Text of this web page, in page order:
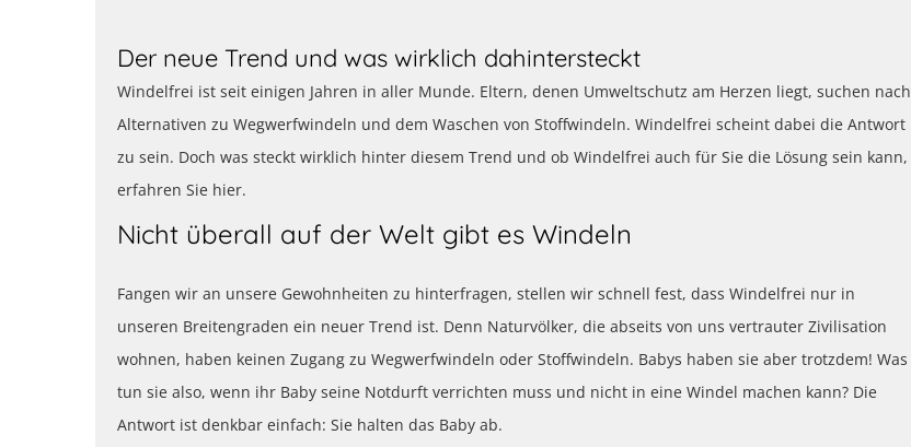
Der neue Trend und was wirklich dahintersteckt
Windelfrei ist seit einigen Jahren in aller Munde. Eltern, denen Umweltschutz am Herzen liegt, suchen nach
Alternativen zu Wegwerfwindeln und dem Waschen von Stoffwindeln. Windelfrei scheint dabei die Antwort
zu sein. Doch was steckt wirklich hinter diesem Trend und ob Windelfrei auch für Sie die Lösung sein kann,
erfahren Sie hier.
Nicht überall auf der Welt gibt es Windeln
Fangen wir an unsere Gewohnheiten zu hinterfragen, stellen wir schnell fest, dass Windelfrei nur in
unseren Breitengraden ein neuer Trend ist. Denn Naturvölker, die abseits von uns vertrauter Zivilisation
wohnen, haben keinen Zugang zu Wegwerfwindeln oder Stoffwindeln. Babys haben sie aber trotzdem! Was
tun sie also, wenn ihr Baby seine Notdurft verrichten muss und nicht in eine Windel machen kann? Die
Antwort ist denkbar einfach: Sie halten das Baby ab.